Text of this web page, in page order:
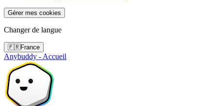
Gérer mes cookies
Changer de langue
🇫🇷France
Anybuddy - Accueil